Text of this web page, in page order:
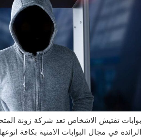
بوابات تفتيش الاشخاص تعد شركة زونة
الرائدة في مجال البوابات الامنية بكافة